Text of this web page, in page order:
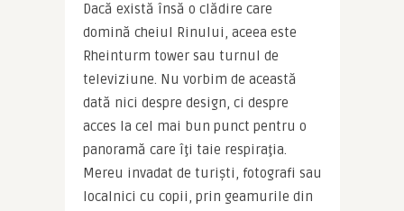
Dacă există însă o clădire care
domină cheiul Rinului, aceea este
Rheinturm tower sau turnul de
televiziune. Nu vorbim de această
dată nici despre design, ci despre
acces la cel mai bun punct pentru o
panoramă care îţi taie respiraţia.
Mereu invadat de turiști, fotografi sau
localnici cu copii, prin geamurile din